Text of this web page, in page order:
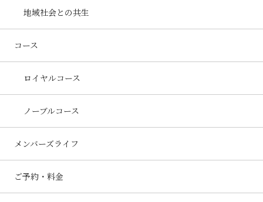
地域社会との共生
コース
ロイヤルコース
ノーブルコース
メンバーズライフ
ご予約・料金